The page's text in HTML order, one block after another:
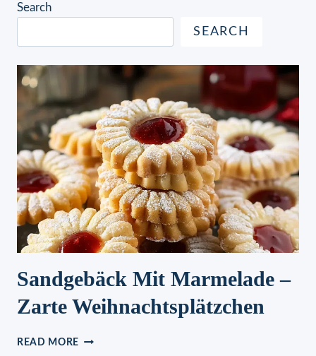
Search
SEARCH
Sandgebäck Mit Marmelade –
Zarte Weihnachtsplätzchen
READ MORE SANDGEBÄCK